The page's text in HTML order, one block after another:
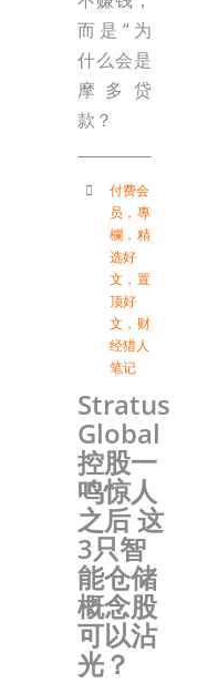
而是“为
什么会是
摩多贷
款？
付费会
员 ， 專
欄 ， 精
选好
文 ， 置
顶好
文 ， 财
经猎人
笔记
Stratus
Global
控股一
鸣惊人
之后 这
3只智
能仓储
概念股
可以沾
光？